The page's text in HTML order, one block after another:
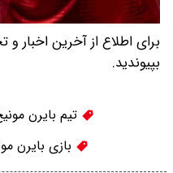
برای اطلاع از آخرین اخبار
بپیوندید.
تیم بایرن
بازی بایرن